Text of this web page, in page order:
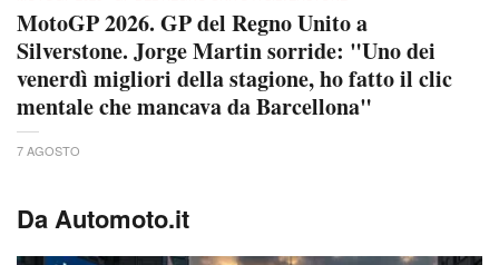
MotoGP 2026. GP del Regno Unito a
Silverstone. Jorge Martin sorride: "Uno dei
venerdì migliori della stagione, ho fatto il clic
mentale che mancava da Barcellona"
7 AGOSTO
Da Automoto.it